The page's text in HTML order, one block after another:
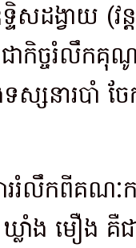
ដង្វាយ (វន្
កិច្ចរំលឹកគុ
ស្សនារបាំ ច
ររំលឹកពីគណៈក
ាំង មឿង គឺជ